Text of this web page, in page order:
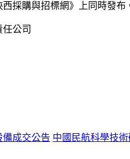
採購與招標網》上同時發布
公司
備成交公告 中國民航科學技